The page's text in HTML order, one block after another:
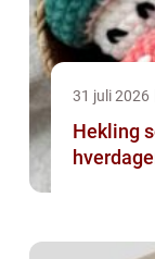
31 juli 2026
Hekling